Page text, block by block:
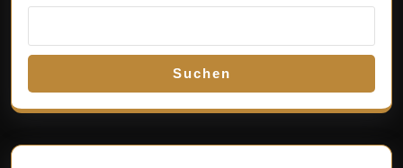
Suchen